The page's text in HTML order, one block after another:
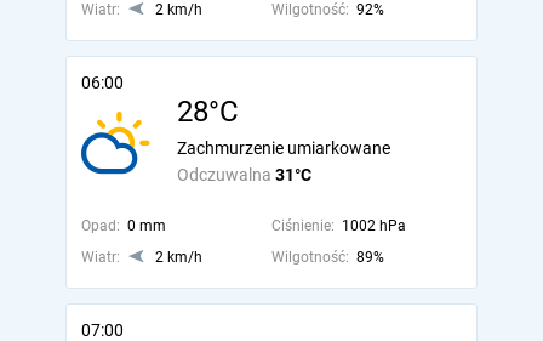
Wiatr:
2 km/h Wilgotność: 92%
06:00
28°C
Odczuwalna 31°C
Zachmurzenie umiarkowane
Opad: 0 mm Ciśnienie: 1002 hPa
Wiatr:
2 km/h Wilgotność: 89%
07:00